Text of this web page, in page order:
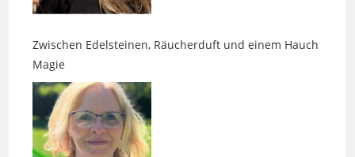
Zwischen Edelsteinen, Räucherduft und einem Hauch